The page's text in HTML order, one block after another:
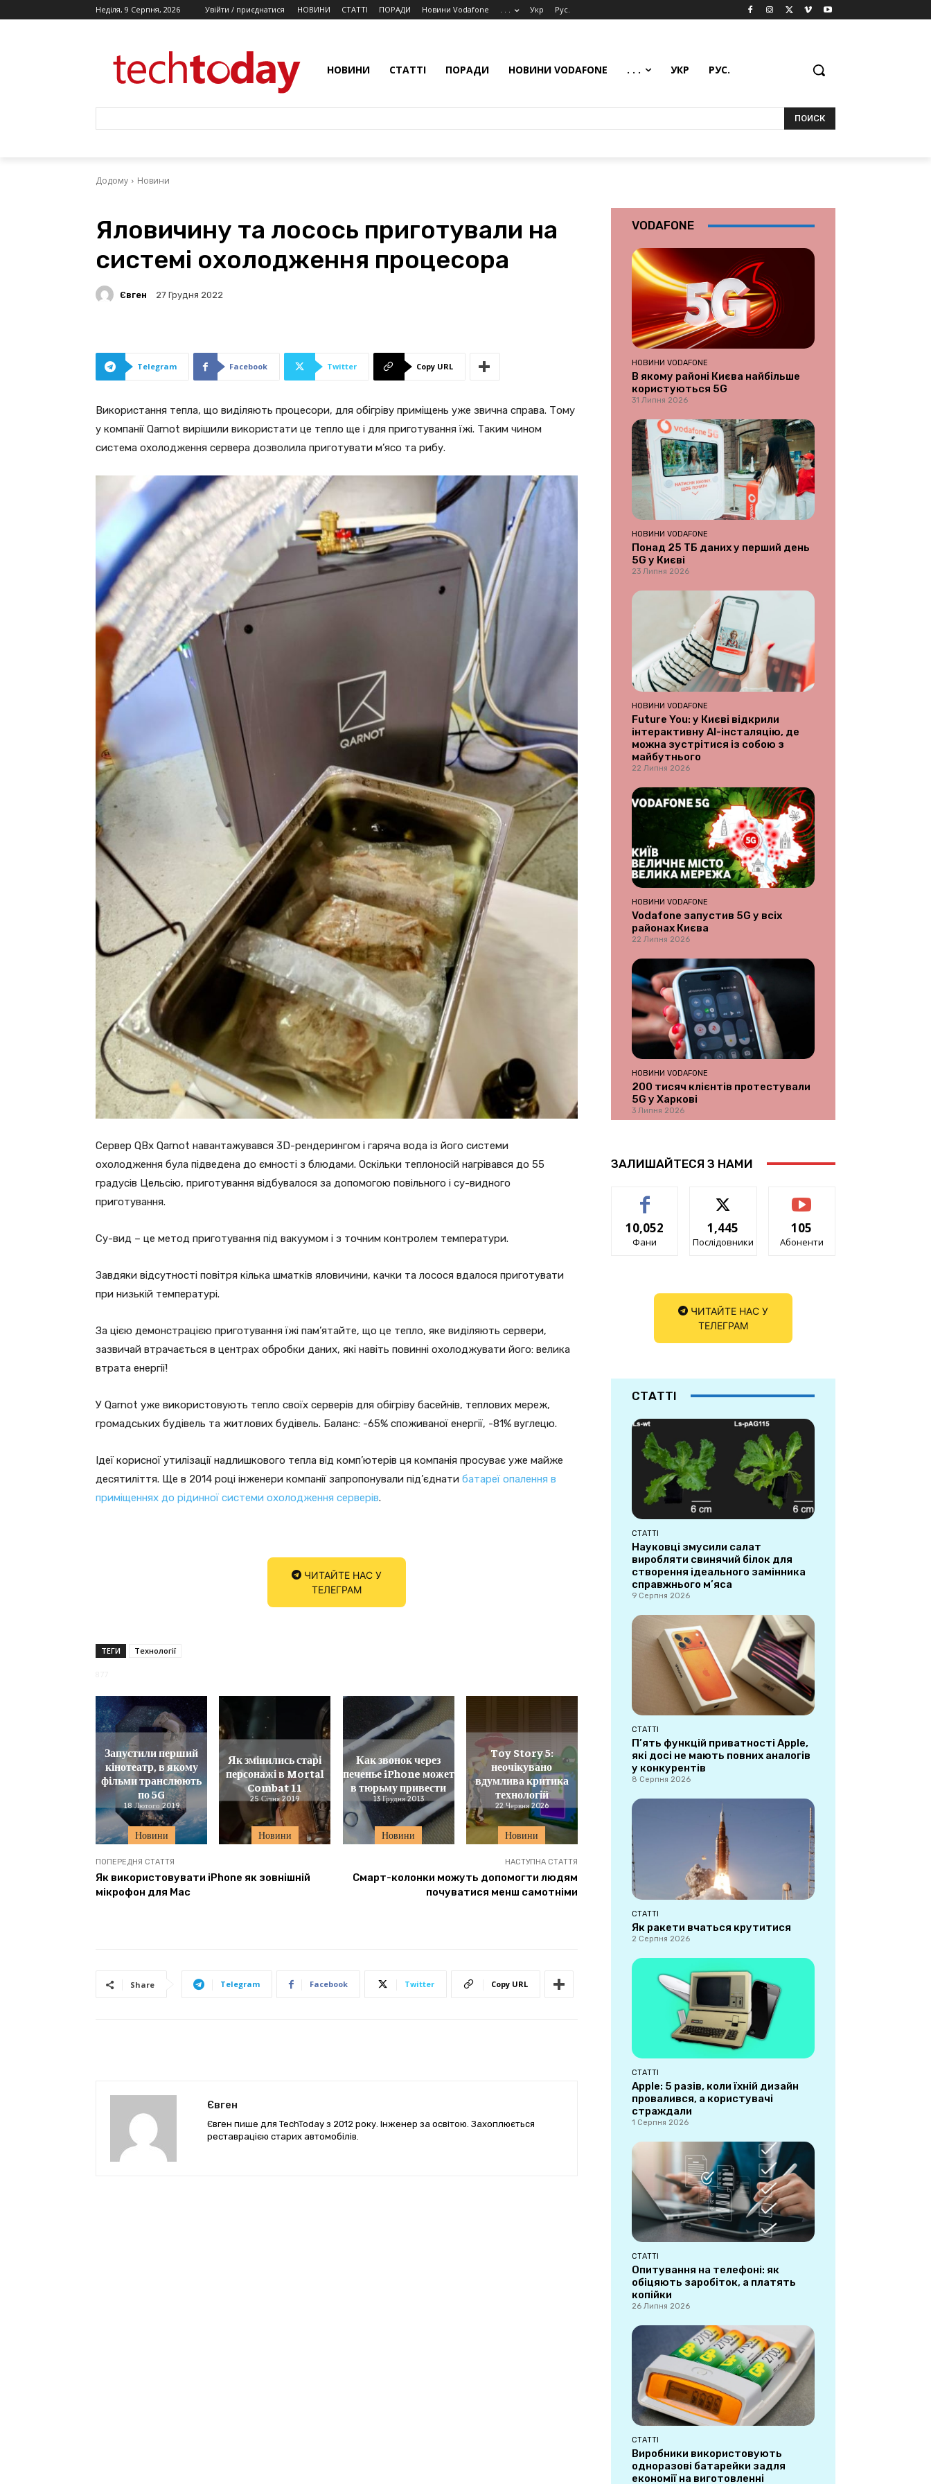
Неділя, 9 Серпня, 2026 Увійти / приєднатися НОВИНИ СТАТТІ ПОРАДИ Новини Vodafone . . . Укр Рус.
НОВИНИ СТАТТІ ПОРАДИ НОВИНИ VODAFONE . . . УКР РУС.
ПОИСК
Додому Новини
Яловичину та лосось приготували на
системі охолодження процесора
Євген 27 Грудня 2022
Telegram Facebook Twitter Copy URL
Використання тепла, що виділяють процесори, для обігріву приміщень уже звична справа. Тому
у компанії Qarnot вирішили використати це тепло ще і для приготування їжі. Таким чином
система охолодження сервера дозволила приготувати м’ясо та рибу.
Сервер QBx Qarnot навантажувався 3D-рендерингом і гаряча вода із його системи
охолодження була підведена до ємності з блюдами. Оскільки теплоносій нагрівався до 55
градусів Цельсію, приготування відбувалося за допомогою повільного і су-видного
приготування.
Су-вид – це метод приготування під вакуумом і з точним контролем температури.
Завдяки відсутності повітря кілька шматків яловичини, качки та лосося вдалося приготувати
при низькій температурі.
За цією демонстрацією приготування їжі пам’ятайте, що це тепло, яке виділяють сервери,
зазвичай втрачається в центрах обробки даних, які навіть повинні охолоджувати його: велика
втрата енергії!
У Qarnot уже використовують тепло своїх серверів для обігріву басейнів, теплових мереж,
громадських будівель та житлових будівель. Баланс: -65% споживаної енергії, -81% вуглецю.
Ідеї корисної утилізації надлишкового тепла від комп’ютерів ця компанія просуває уже майже
десятиліття. Ще в 2014 році інженери компанії запропонували під’єднати батареї опалення в
приміщеннях до рідинної системи охолодження серверів.
ЧИТАЙТЕ НАС У
ТЕЛЕГРАМ
ТЕГИ Технології
Новини
Запустили перший
кінотеатр, в якому
фільми транслюють
по 5G
18 Лютого 2019
Новини
Як змінились старі
персонажі в Mortal
Combat 11
25 Січня 2019
Новини
Как звонок через
печенье iPhone может
в тюрьму привести
13 Грудня 2013
Новини
Toy Story 5:
неочікувано
вдумлива критика
технологій
22 Червня 2026
ПОПЕРЕДНЯ СТАТТЯ
Як використовувати iPhone як зовнішній
мікрофон для Mac
НАСТУПНА СТАТТЯ
Смарт-колонки можуть допомогти людям
почуватися менш самотніми
Share Telegram Facebook Twitter Copy URL
Євген
Євген пише для TechToday з 2012 року. Інженер за освітою. Захоплюється
реставрацією старих автомобілів.
VODAFONE
НОВИНИ VODAFONE
В якому районі Києва найбільше
користуються 5G
31 Липня 2026
НОВИНИ VODAFONE
Понад 25 ТБ даних у перший день
5G у Києві
23 Липня 2026
НОВИНИ VODAFONE
Future You: у Києві відкрили
інтерактивну AI-інсталяцію, де
можна зустрітися із собою з
майбутнього
22 Липня 2026
НОВИНИ VODAFONE
Vodafone запустив 5G у всіх
районах Києва
22 Липня 2026
НОВИНИ VODAFONE
200 тисяч клієнтів протестували
5G у Харкові
3 Липня 2026
ЗАЛИШАЙТЕСЯ З НАМИ
10,052
Фани
1,445
Послідовники
105
Абоненти
ЧИТАЙТЕ НАС У
ТЕЛЕГРАМ
СТАТТІ
СТАТТІ
Науковці змусили салат
виробляти свинячий білок для
створення ідеального замінника
справжнього м’яса
9 Серпня 2026
СТАТТІ
П’ять функцій приватності Apple,
які досі не мають повних аналогів
у конкурентів
8 Серпня 2026
СТАТТІ
Як ракети вчаться крутитися
2 Серпня 2026
СТАТТІ
Apple: 5 разів, коли їхній дизайн
провалився, а користувачі
страждали
1 Серпня 2026
СТАТТІ
Опитування на телефоні: як
обіцяють заробіток, а платять
копійки
26 Липня 2026
СТАТТІ
Виробники використовують
одноразові батарейки задля
економії на виготовленні